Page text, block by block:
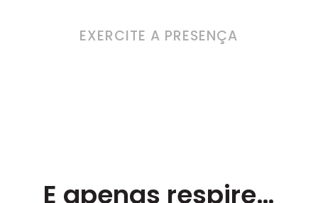
EXERCITE A PRESENÇA
E apenas respire…